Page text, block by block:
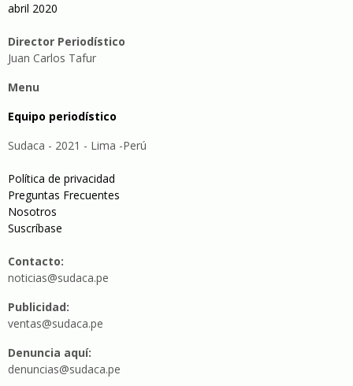
abril 2020
Director Periodístico
Juan Carlos Tafur
Menu
Equipo periodístico
Sudaca - 2021 - Lima -Perú
Política de privacidad
Preguntas Frecuentes
Nosotros
Suscríbase
Contacto:
noticias@sudaca.pe
Publicidad:
ventas@sudaca.pe
Denuncia aquí:
denuncias@sudaca.pe